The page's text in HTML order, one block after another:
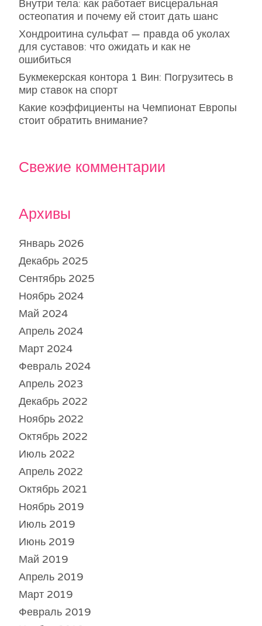
Внутри тела: как работает висцеральная
остеопатия и почему ей стоит дать шанс
Хондроитина сульфат — правда об уколах
для суставов: что ожидать и как не
ошибиться
Букмекерская контора 1 Вин: Погрузитесь в
мир ставок на спорт
Какие коэффициенты на Чемпионат Европы
стоит обратить внимание?
Свежие комментарии
Архивы
Январь 2026
Декабрь 2025
Сентябрь 2025
Ноябрь 2024
Май 2024
Апрель 2024
Март 2024
Февраль 2024
Апрель 2023
Декабрь 2022
Ноябрь 2022
Октябрь 2022
Июль 2022
Апрель 2022
Октябрь 2021
Ноябрь 2019
Июль 2019
Июнь 2019
Май 2019
Апрель 2019
Март 2019
Февраль 2019